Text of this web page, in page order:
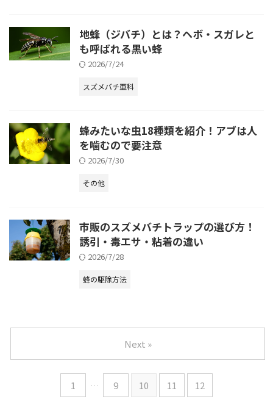
地蜂（ジバチ）とは？ヘボ・スガレと
も呼ばれる黒い蜂
2026/7/24
スズメバチ亜科
蜂みたいな虫18種類を紹介！アブは人
を噛むので要注意
2026/7/30
その他
市販のスズメバチトラップの選び方！
誘引・毒エサ・粘着の違い
2026/7/28
蜂の駆除方法
1 … 9 10 11 12
Next »